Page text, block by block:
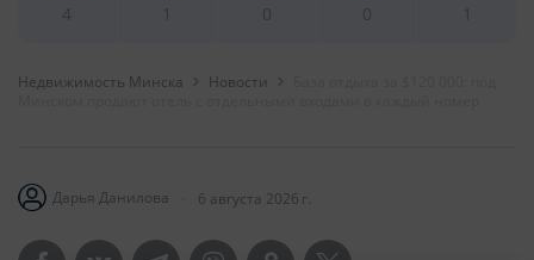
4
Недвижимость Минска Новости
Дарья Данилова 6 августа 2026 г.